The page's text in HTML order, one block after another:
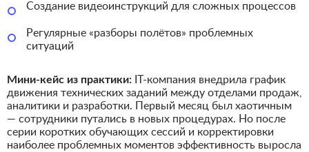
Создание видеоинструкций для сложных процессов
Регулярные «разборы полётов» проблемных
ситуаций
Мини-кейс из практики: IT-компания внедрила график
движения технических заданий между отделами продаж,
аналитики и разработки. Первый месяц был хаотичным
— сотрудники путались в новых процедурах. Но после
серии коротких обучающих сессий и корректировки
наиболее проблемных моментов эффективность выросла